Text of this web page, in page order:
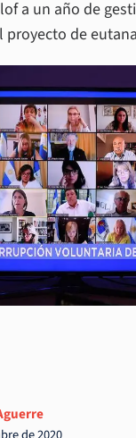
a un año de
proyecto de